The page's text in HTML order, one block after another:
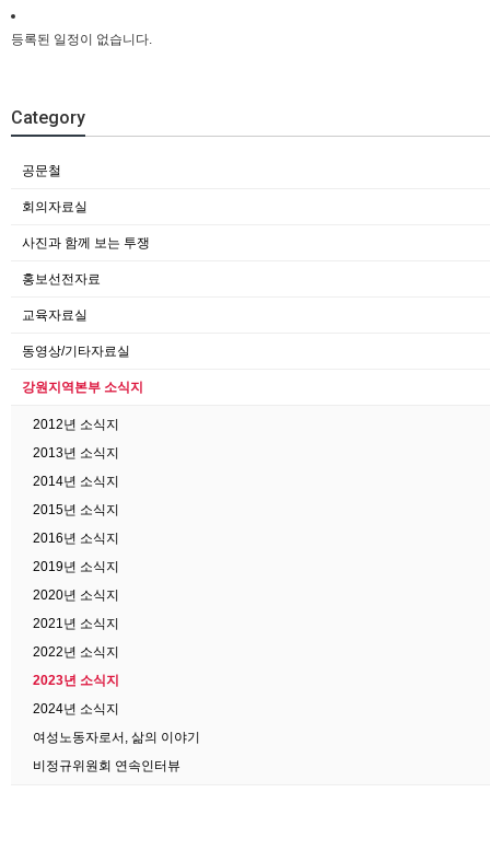
등록된 일정이 없습니다.
Category
공문철
회의자료실
사진과 함께 보는 투쟁
홍보선전자료
교육자료실
동영상/기타자료실
강원지역본부 소식지
2012년 소식지
2013년 소식지
2014년 소식지
2015년 소식지
2016년 소식지
2019년 소식지
2020년 소식지
2021년 소식지
2022년 소식지
2023년 소식지
2024년 소식지
여성노동자로서, 삶의 이야기
비정규위원회 연속인터뷰